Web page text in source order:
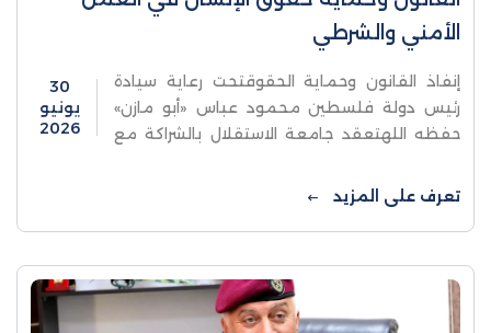
الأمني والشرطي
إنفاذ القانون وحماية الحقوقتحت رعاية سيادة
رئيس دولة فلسطين محمود عباس «أبو مازن»
حفظه اللهتعقد جامعة الاستقلال بالشراكة مع
لحقوق الإنسانالمؤتمر العلمي الدولي المحكم
تعزيز ...
30
يونيو
2026
تعرف على المزيد